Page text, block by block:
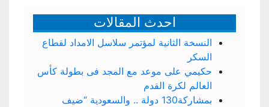
احدث المقالات
النسخة الثانية لمؤتمر سلاسل الامداد لقطاع
السكر
حكيمي على موعد مع المجد فى بطولة كأس
العالم لكرة القدم
بمشاركة130 دولة .. والسعودية “ضيف